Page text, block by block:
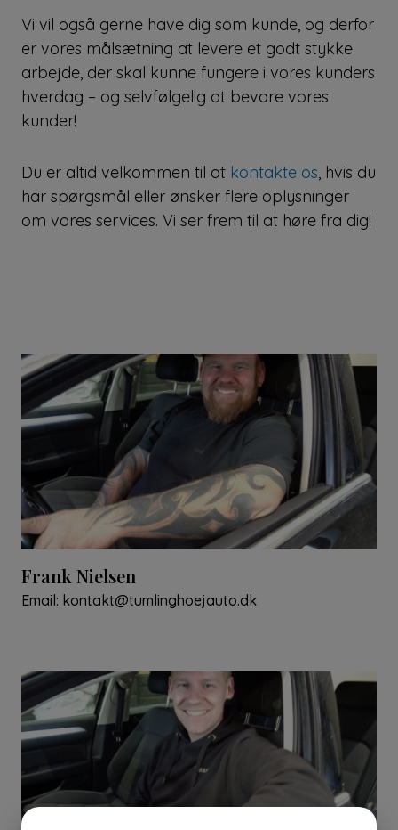
Vi vil også gerne have dig som kunde, og derfor
er vores målsætning at levere et godt stykke
arbejde, der skal kunne fungere i vores kunders
hverdag – og selvfølgelig at bevare vores
kunder!
Du er altid velkommen til at kontakte os, hvis du
har spørgsmål eller ønsker flere oplysninger
om vores services. Vi ser frem til at høre fra dig!
Frank Nielsen
Email: kontakt@tumlinghoejauto.dk